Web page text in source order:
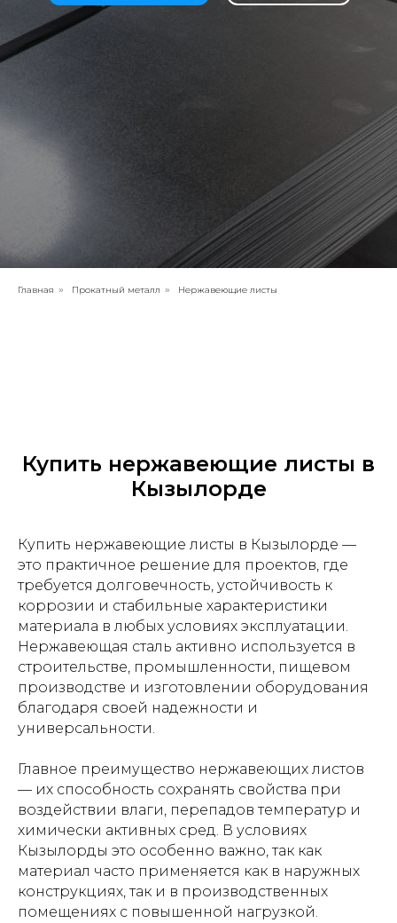
Главная » Прокатный металл » Нержавеющие листы
Купить нержавеющие листы в
Кызылорде
Купить нержавеющие листы в Кызылорде —
это практичное решение для проектов, где
требуется долговечность, устойчивость к
коррозии и стабильные характеристики
материала в любых условиях эксплуатации.
Нержавеющая сталь активно используется в
строительстве, промышленности, пищевом
производстве и изготовлении оборудования
благодаря своей надежности и
универсальности.
Главное преимущество нержавеющих листов
— их способность сохранять свойства при
воздействии влаги, перепадов температур и
химически активных сред. В условиях
Кызылорды это особенно важно, так как
материал часто применяется как в наружных
конструкциях, так и в производственных
помещениях с повышенной нагрузкой.